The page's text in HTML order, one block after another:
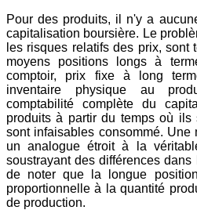
Pour des produits, il n'y a
capitalisation boursière. Le
les risques relatifs des prix, sont
moyens positions longs à
comptoir, prix fixe à long
inventaire physique au
comptabilité complète du
produits à partir du temps où
sont infaisables consommé.
un analogue étroit à la
soustrayant des différences
de noter que la longue
proportionnelle à la quantité
de production.